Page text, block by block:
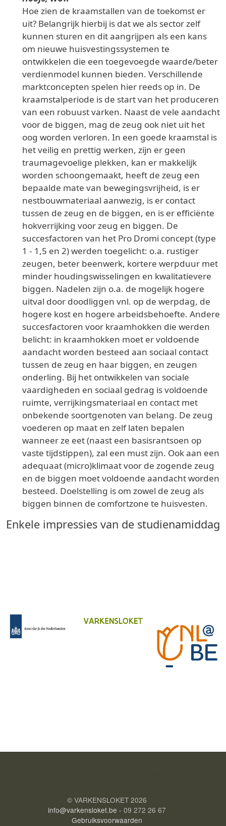
Hoe zien de kraamstallen van de toekomst er
uit? Belangrijk hierbij is dat we als sector zelf
kunnen sturen en dit aangrijpen als een kans
om nieuwe huisvestingssystemen te
ontwikkelen die een toegevoegde waarde/beter
verdienmodel kunnen bieden. Verschillende
marktconcepten spelen hier reeds op in. De
kraamstalperiode is de start van het produceren
van een robuust varken. Naast de vele aandacht
voor de biggen, mag de zeug ook niet uit het
oog worden verloren. In een goede kraamstal is
het veilig en prettig werken, zijn er geen
traumagevoelige plekken, kan er makkelijk
worden schoongemaakt, heeft de zeug een
bepaalde mate van bewegingsvrijheid, is er
nestbouwmateriaal aanwezig, is er contact
tussen de zeug en de biggen, en is er efficiënte
hokverrijking voor zeug en biggen. De
succesfactoren van het Pro Dromi concept (type
1 - 1,5 en 2) werden toegelicht: o.a. rustiger
zeugen, beter beenwerk, kortere werpduur met
minder houdingswisselingen en kwalitatievere
biggen. Nadelen zijn o.a. de mogelijk hogere
uitval door doodliggen vnl. op de werpdag, de
hogere kost en hogere arbeidsbehoefte. Andere
succesfactoren voor kraamhokken die werden
belicht: in kraamhokken moet er voldoende
aandacht worden besteed aan sociaal contact
tussen de zeug en haar biggen, en zeugen
onderling. Bij het ontwikkelen van sociale
vaardigheden en sociaal gedrag is voldoende
ruimte, verrijkingsmateriaal en contact met
onbekende soortgenoten van belang. De zeug
voederen op maat en zelf laten bepalen
wanneer ze eet (naast een basisrantsoen op
vaste tijdstippen), zal een must zijn. Ook aan een
adequaat (micro)klimaat voor de zogende zeug
en de biggen moet voldoende aandacht worden
besteed. Doelstelling is om zowel de zeug als
biggen binnen de comfortzone te huisvesten.
Enkele impressies van de studienamiddag
© VARKENSLOKET 2026
info@varkensloket.be - 09 272 26 67
Gebruiksvoorwaarden